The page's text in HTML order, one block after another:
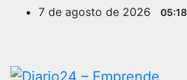
7 de agosto de 2026 05:18